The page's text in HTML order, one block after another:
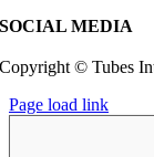
SOCIAL MEDIA
Copyright © Tubes
Page load link